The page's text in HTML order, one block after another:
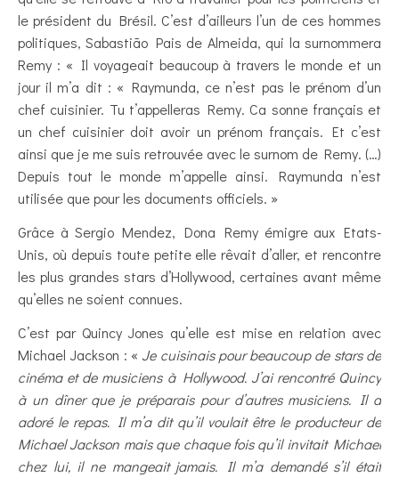
le président du Brésil. C’est d’ailleurs l’un de ces hommes
politiques, Sabastião Pais de Almeida, qui la surnommera
Remy : « Il voyageait beaucoup à travers le monde et un
jour il m’a dit : « Raymunda, ce n’est pas le prénom d’un
chef cuisinier. Tu t’appelleras Remy. Ca sonne français et
un chef cuisinier doit avoir un prénom français. Et c’est
ainsi que je me suis retrouvée avec le surnom de Remy. (…)
Depuis tout le monde m’appelle ainsi. Raymunda n’est
utilisée que pour les documents officiels. »
Grâce à Sergio Mendez, Dona Remy émigre aux Etats-
Unis, où depuis toute petite elle rêvait d’aller, et rencontre
les plus grandes stars d’Hollywood, certaines avant même
qu’elles ne soient connues.
C’est par Quincy Jones qu’elle est mise en relation avec
Michael Jackson : «Je cuisinais pour beaucoup de stars de
cinéma et de musiciens à Hollywood. J’ai rencontré Quincy
à un dîner que je préparais pour d’autres musiciens. Il a
adoré le repas. Il m’a dit qu’il voulait être le producteur de
Michael Jackson mais que chaque fois qu’il invitait Michael
chez lui, il ne mangeait jamais. Il m’a demandé s’il était